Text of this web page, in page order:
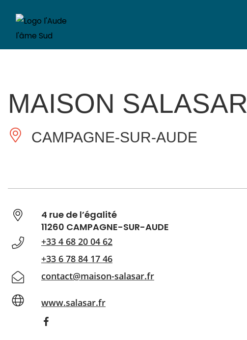
MAISON SALASAR
CAMPAGNE-SUR-AUDE
4 rue de l’égalité
11260 CAMPAGNE-SUR-AUDE
+33 4 68 20 04 62
+33 6 78 84 17 46
contact@maison-salasar.fr
www.salasar.fr